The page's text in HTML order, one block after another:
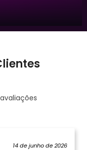
14 de junho de 2026